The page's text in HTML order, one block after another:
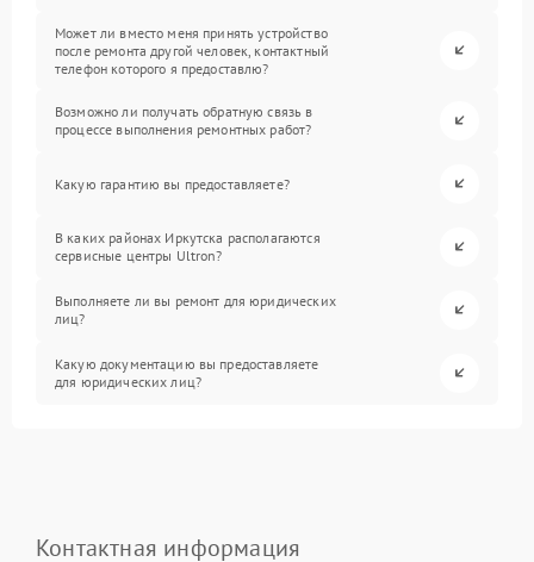
Может ли вместо меня принять устройство
после ремонта другой человек, контактный
телефон которого я предоставлю?
Возможно ли получать обратную связь в
процессе выполнения ремонтных работ?
Какую гарантию вы предоставляете?
В каких районах Иркутска располагаются
сервисные центры Ultron?
Выполняете ли вы ремонт для юридических
лиц?
Какую документацию вы предоставляете
для юридических лиц?
Контактная информация